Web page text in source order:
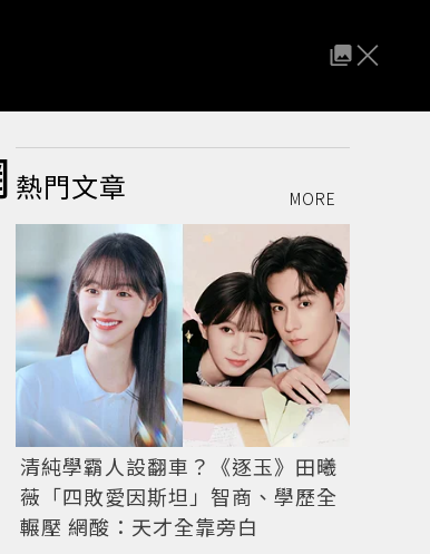
熱門文章 MORE
清純學霸人設翻車？《逐玉》田曦
薇「四敗愛因斯坦」智商、學歷全
輾壓 網酸：天才全靠旁白